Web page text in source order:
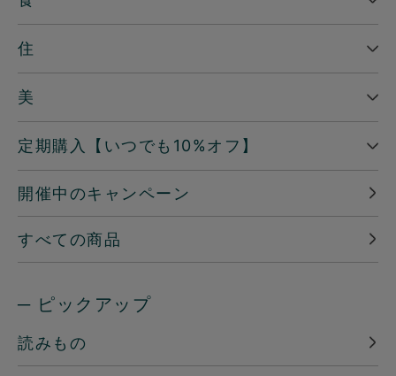
住
美
定期購入【いつでも10%オフ】
開催中のキャンペーン
すべての商品
─ ピックアップ
読みもの